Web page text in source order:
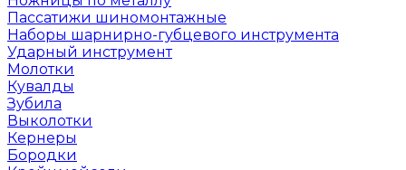
Пассатижи шиномонтажные
Наборы шарнирно-губцевого инструмента
Ударный инструмент
Молотки
Кувалды
Зубила
Выколотки
Кернеры
Бородки